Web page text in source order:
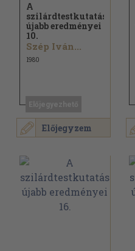
Előjegyzem
A
szilárdtestkutatás
újabb eredményei
10.
Szép Iván...
1980